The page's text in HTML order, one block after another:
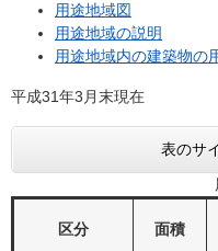
用途地域図
用途地域の説明
用途地域内の建築物の
平成31年3月末現在
表のサ
区分 面積